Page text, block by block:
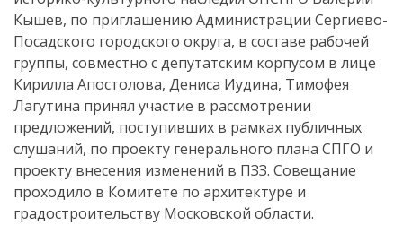
Кышев, по приглашению Администрации Сергиево-
Посадского городского округа, в составе рабочей
группы, совместно с депутатским корпусом в лице
Кирилла Апостолова, Дениса Иудина, Тимофея
Лагутина принял участие в рассмотрении
предложений, поступивших в рамках публичных
слушаний, по проекту генерального плана СПГО и
проекту внесения изменений в ПЗЗ. Совещание
проходило в Комитете по архитектуре и
градостроительству Московской области.